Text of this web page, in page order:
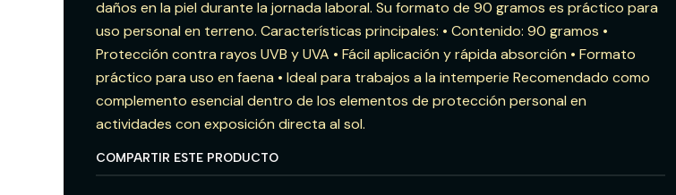
daños en la piel durante la jornada laboral. Su formato de 90 gramos es práctico para
uso personal en terreno. Características principales: • Contenido: 90 gramos •
Protección contra rayos UVB y UVA • Fácil aplicación y rápida absorción • Formato
práctico para uso en faena • Ideal para trabajos a la intemperie Recomendado como
complemento esencial dentro de los elementos de protección personal en
actividades con exposición directa al sol.
COMPARTIR ESTE PRODUCTO